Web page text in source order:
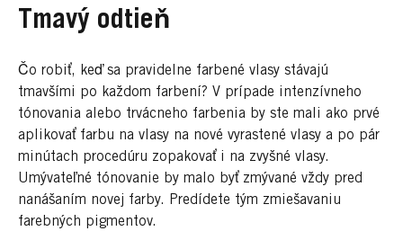
Tmavý odtieň
Čo robiť, keď sa pravidelne farbené vlasy stávajú
tmavšími po každom farbení? V prípade intenzívneho
tónovania alebo trvácneho farbenia by ste mali ako prvé
aplikovať farbu na vlasy na nové vyrastené vlasy a po pár
minútach procedúru zopakovať i na zvyšné vlasy.
Umývateľné tónovanie by malo byť zmývané vždy pred
nanášaním novej farby. Predídete tým zmiešavaniu
farebných pigmentov.